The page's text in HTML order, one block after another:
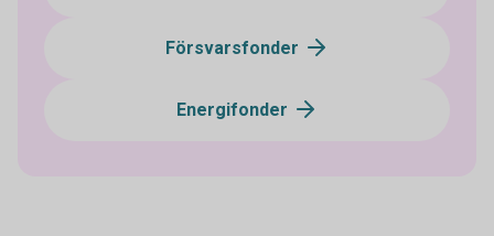
Försvarsfonder
Energifonder